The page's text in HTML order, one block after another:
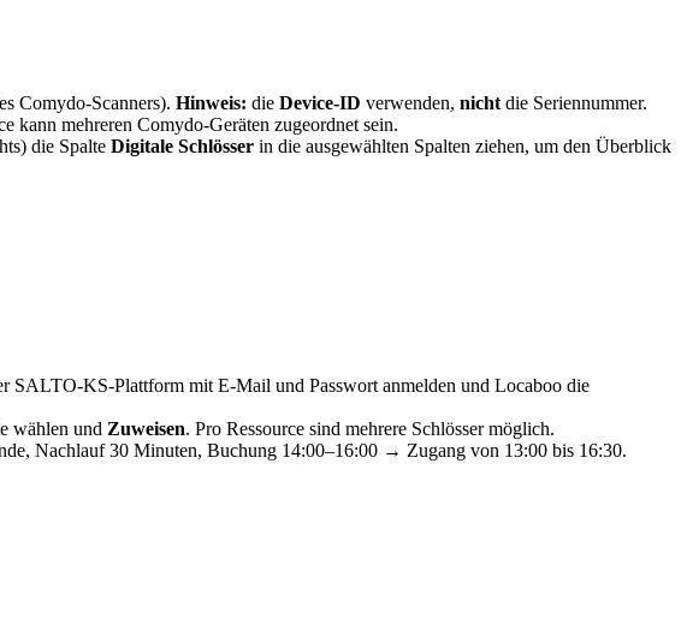
Comydo-Scanners). Hinweis: die Device-ID verwenden, nicht die Seriennummer.
kann mehreren Comydo-Geräten zugeordnet sein.
die Spalte Digitale Schlösser in die ausgewählten Spalten ziehen, um den Überblick
SALTO-KS-Plattform mit E-Mail und Passwort anmelden und Locaboo die
wählen und Zuweisen. Pro Ressource sind mehrere Schlösser möglich.
Nachlauf 30 Minuten, Buchung 14:00–16:00 → Zugang von 13:00 bis 16:30.